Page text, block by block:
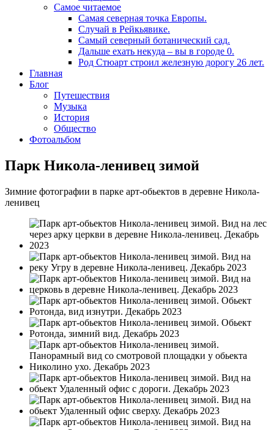
Самое читаемое
Самая северная точка Европы.
Случай в Рейкьявике.
Самый северный ботанический сад.
Дальше ехать некуда – вы в городе 0.
Род Стюарт строил железную дорогу 26 лет.
Главная
Блог
Путешествия
Музыка
История
Общество
Фотоальбом
Парк Никола-ленивец зимой
Зимние фотографии в парке арт-обьектов в деревне Никола-
ленивец